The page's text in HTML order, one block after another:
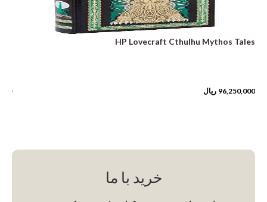
HP Lovecraft Cthulhu Mythos Tales
96,250,000 ریال
خرید با ما